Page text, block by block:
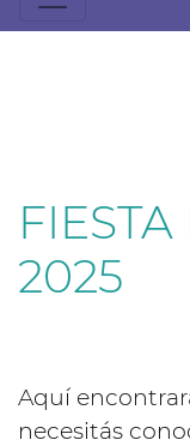
2025
Aquí
necesitás